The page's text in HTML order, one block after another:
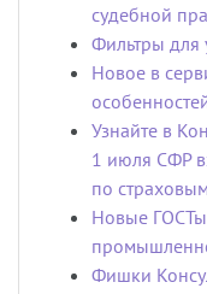
судебной
Фильтры для
Новое в
Узнайте в
1 июля СФР
по
Новые ГОСТы
Фишки